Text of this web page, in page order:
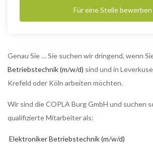
Für eine Stelle bewerben
Genau Sie … Sie suchen wir dringend, wenn
Betriebstechnik (m/w/d) sind und in
Krefeld oder Köln arbeiten möchten.
Wir sind die COPLA Burg GmbH und suchen
qualifizierte Mitarbeiter als:
Elektroniker Betriebstechnik (m/w/d)